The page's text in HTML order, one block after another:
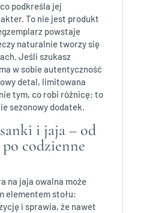
podkreśla jej
To nie jest produkt
powstaje
naturalnie tworzy się
Jeśli szukasz
w sobie autentyczność
detal, limitowana
tym, co robi różnicę: to
sezonowy dodatek.
i jaja – od
codzienne
na jaja owalna może
elementem stołu:
i sprawia, że nawet